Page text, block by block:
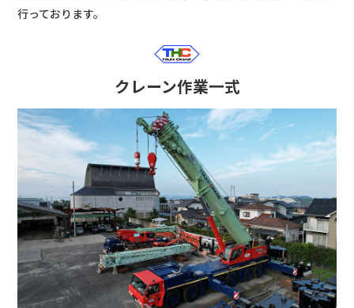
行っております。
クレーン作業一式